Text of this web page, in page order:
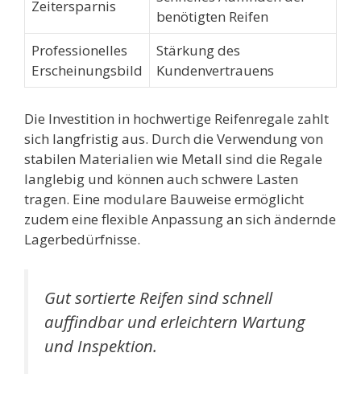
Zeitersparnis
benötigten Reifen
Professionelles
Erscheinungsbild
Stärkung des
Kundenvertrauens
Die Investition in hochwertige Reifenregale zahlt
sich langfristig aus. Durch die Verwendung von
stabilen Materialien wie Metall sind die Regale
langlebig und können auch schwere Lasten
tragen. Eine modulare Bauweise ermöglicht
zudem eine flexible Anpassung an sich ändernde
Lagerbedürfnisse.
Gut sortierte Reifen sind schnell
auffindbar und erleichtern Wartung
und Inspektion.